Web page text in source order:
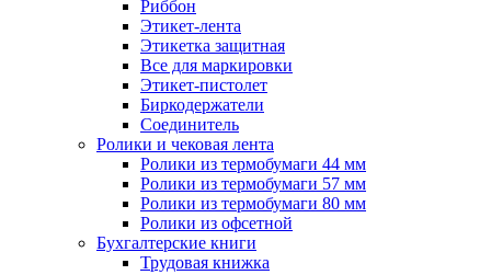
Риббон
Этикет-лента
Этикетка защитная
Все для маркировки
Этикет-пистолет
Биркодержатели
Соединитель
Ролики и чековая лента
Ролики из термобумаги 44 мм
Ролики из термобумаги 57 мм
Ролики из термобумаги 80 мм
Ролики из офсетной
Бухгалтерские книги
Трудовая книжка